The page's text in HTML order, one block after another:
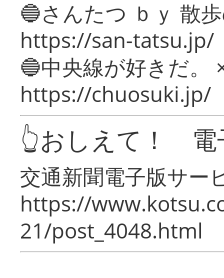
🔵さんたつ ｂｙ 散
https://san-tatsu.jp/
🔵中央線が好きだ。
https://chuosuki.jp/
👆おしえて！ 電
交通新聞電子版サー
https://
21/post_4048.html